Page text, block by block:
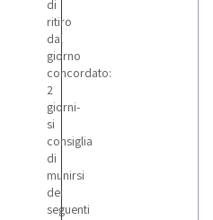
di
ritiro
dal
giorno
concordato:
2
giorni-
si
consiglia
di
munirsi
dei
seguenti